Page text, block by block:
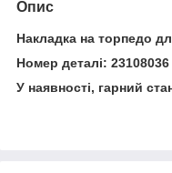
Опис
Накладка на торпедо
Номер деталі: 23108036
У наявності, гарний